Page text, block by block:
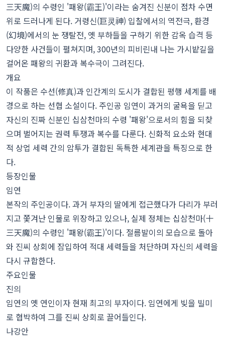
三天魔)의 수령인 '패왕(霸王)'이라는 숨겨진 신분이 점차 수면
위로 드러나게 된다. 거령신(巨灵神) 입찰에서의 역전극, 환경
(幻境)에서의 눈 쟁탈전, 옛 부하들을 구하기 위한 감옥 습격 등
다양한 사건들이 펼쳐지며, 300년의 피비린내 나는 가시밭길을
걸어온 패왕의 귀환과 복수극이 그려진다.
개요
이 작품은 수선(修真)과 인간계의 도시가 결합된 평행 세계를 배
경으로 하는 선협 소설이다. 주인공 임연이 과거의 굴욕을 딛고
자신의 진짜 신분인 십삼천마의 수령 '패왕'으로서의 힘을 되찾
으며 벌어지는 권력 투쟁과 복수를 다룬다. 신화적 요소와 현대
적 상업 세력 간의 암투가 결합된 독특한 세계관을 특징으로 한
다.
등장인물
임연
본작의 주인공이다. 과거 부자의 딸에게 접근했다가 다리가 부러
지고 쫓겨난 인물로 위장하고 있으나, 실제 정체는 십삼천마(十
三天魔)의 수령인 '패왕(霸王)'이다. 절름발이의 모습으로 돌아
와 진씨 상회에 잠입하여 적대 세력들을 처단하며 자신의 세력을
다시 규합한다.
주요인물
진의
임연의 옛 연인이자 현재 최고의 부자이다. 임연에게 빚을 빌미
로 협박하여 그를 진씨 상회로 끌어들인다.
나강안